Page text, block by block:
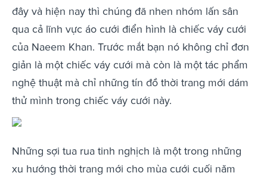
đây và hiện nay thì chúng đã nhen nhóm lấn sân
qua cả lĩnh vực áo cưới điển hình là chiếc váy cưới
của Naeem Khan. Trước mắt bạn nó không chỉ đơn
giản là một chiếc váy cưới mà còn là một tác phẩm
nghệ thuật mà chỉ những tín đồ thời trang mới dám
thử mình trong chiếc váy cưới này.
Những sợi tua rua tinh nghịch là một trong những
xu hướng thời trang mới cho mùa cưới cuối năm